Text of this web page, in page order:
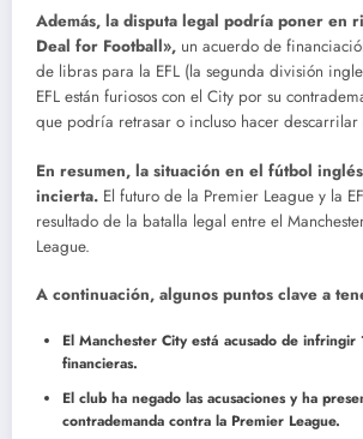
Además, la disputa legal podría poner en
Deal for Football», un acuerdo de
de libras para la EFL (la segunda división
EFL están furiosos con el City por su
que podría retrasar o incluso hacer descarrilar
En resumen, la situación en el fútbol
incierta. El futuro de la Premier League y la
resultado de la batalla legal entre el
League.
A continuación, algunos puntos clave a
El Manchester City está acusado de infringir
financieras.
El club ha negado las acusaciones y ha
contrademanda contra la Premier League.